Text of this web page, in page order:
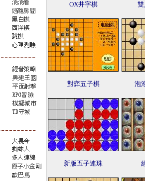
OX井字棋
對弈五子棋 泡
新版五子連珠